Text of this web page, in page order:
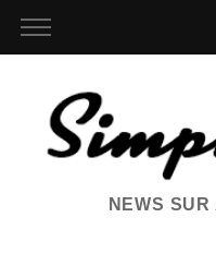
NEWS SUR